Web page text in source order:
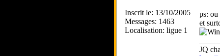
Inscrit le: 13/10/2005
Messages: 1463
Localisation: ligue 1
ps: ou
et
JQ